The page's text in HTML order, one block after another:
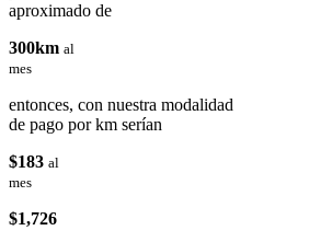
aproximado de
300km al
mes
entonces, con nuestra modalidad
de pago por km serían
$183 al
mes
$1,726